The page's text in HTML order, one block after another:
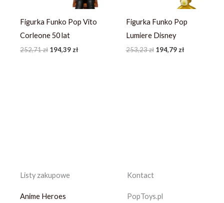
Figurka Funko Pop Vito
Corleone 50 lat
252,71zł 194,39zł
Figurka Funko Pop
Lumiere Disney
253,23zł 194,79zł
Listy zakupowe
Anime Heroes
Kontact
PopToys.pl